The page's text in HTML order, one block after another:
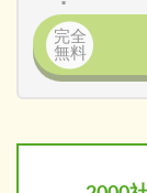
完全
無料